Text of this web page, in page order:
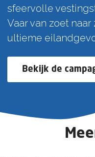
sfeervolle
Vaar van zoet
ultieme
Bekijk de